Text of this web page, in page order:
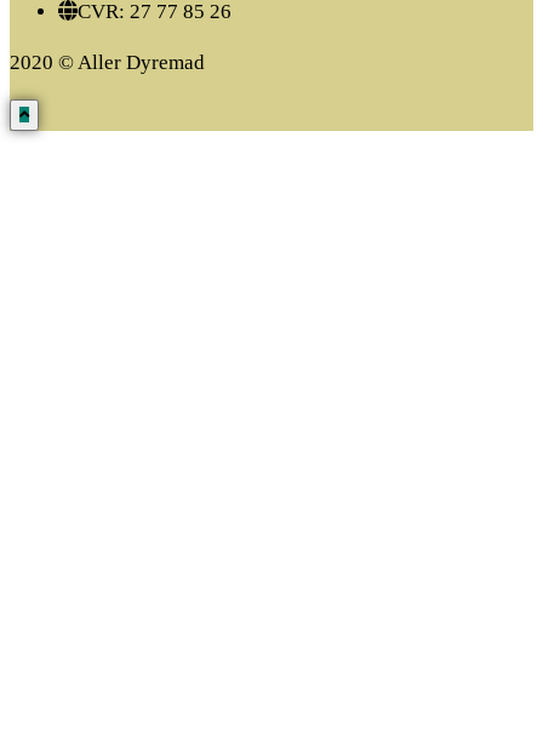
CVR: 27 77 85 26
2020 © Aller Dyremad